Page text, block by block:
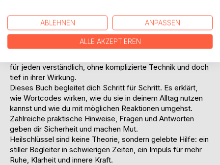
Heilschlüssel.
Heilschlüssel sind besondere Wortcodes, die gezielt auf
psychische Themen wirken. Sie berühren die Seele dort,
wo Anspannung und Schmerz gespeichert sind, und
für jeden verständlich, ohne komplizierte Technik und doch
tief in ihrer Wirkung.
Dieses Buch begleitet dich Schritt für Schritt. Es erklärt,
wie Wortcodes wirken, wie du sie in deinem Alltag nutzen
kannst und wie du mit möglichen Reaktionen umgehst.
Zahlreiche praktische Hinweise, Fragen und Antworten
geben dir Sicherheit und machen Mut.
Heilschlüssel sind keine Theorie, sondern gelebte Hilfe: ein
stiller Begleiter in schwierigen Zeiten, ein Impuls für mehr
Ruhe, Klarheit und innere Kraft.
ABLEHNEN ANPASSEN
ALLE AKZEPTIEREN